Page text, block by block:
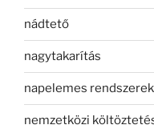
nádtető
nagytakarítás
napelemes rendszerek
nemzetközi